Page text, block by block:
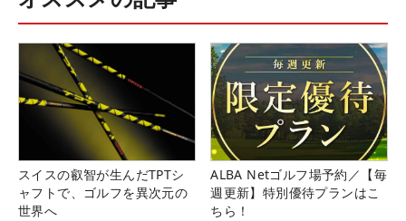
スイスの叡智が生んだTPTシ
ャフトで、ゴルフを異次元の
世界へ
ALBA Netゴルフ場予約／【毎
週更新】特別優待プランはこ
ちら！